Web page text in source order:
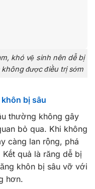
khó vệ sinh nên dễ bị
được điều trị sớm
bị sâu
thường không gây
bỏ qua. Khi không
càng lan rộng, phá
quả là răng dễ bị
khôn bị sâu vỡ với
hơn.